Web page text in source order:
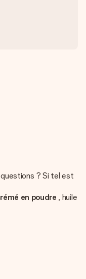
? Si tel est
en poudre , huile